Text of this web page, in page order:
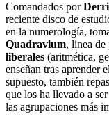
Comandados por
reciente disco de
en la numerología,
Quadravium, linea de
liberales (aritmética,
enseñan tras aprender
supuesto, también
que los ha llevado a
las agrupaciones más